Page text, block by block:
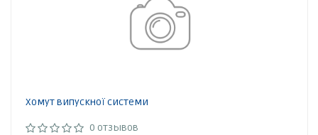
Хомут випускної системи
0 отзывов